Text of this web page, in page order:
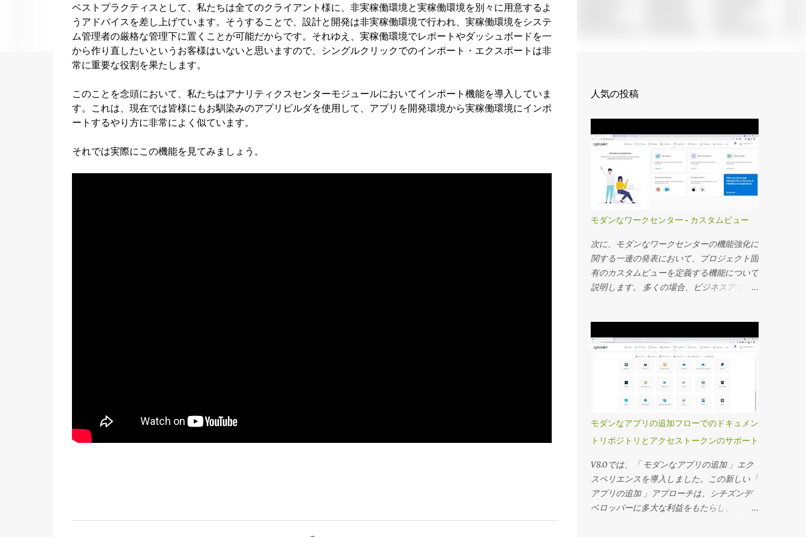
ベストプラクティスとして、私たちは全てのクライアント様に、非実稼働環境と実稼働環境を別々に用意するよ
うアドバイスを差し上げています。そうすることで、設計と開発は非実稼働環境で行われ、実稼働環境をシステ
ム管理者の厳格な管理下に置くことが可能だからです。それゆえ、実稼働環境でレポートやダッシュボードを一
から作り直したいというお客様はいないと思いますので、シングルクリックでのインポート・エクスポートは非
常に重要な役割を果たします。
このことを念頭において、私たちはアナリティクスセンターモジュールにおいてインポート機能を導入していま
す。これは、現在では皆様にもお馴染みのアプリビルダを使用して、アプリを開発環境から実稼働環境にインポ
ートするやり方に非常によく似ています。
それでは実際にこの機能を見てみましょう。
人気の投稿
モダンなワークセンター - カスタムビュー
次に、モダンなワークセンターの機能強化に
関する一連の発表において、プロジェクト固
有のカスタムビューを定義する機能について
説明します。 多くの場合、ビジネスアプリ
プリデータを使用するプロジェクト固有のビ
ューを定義し、詳細な監視を行うことを望ん
ては、お客様から非常に好評を博している別
のビデオで取り上げました。 このビデオで
は、カスタムプロジェクト固有のビューを定
義する方法を見ていきます。 主要な機能の
一部を次に記載します 事前定義されたアプ
リフィルターを使用してカスタムビューを設
定し、エンドユーザーが必要に応じてフィル
ターを変更したり、フィルターをロックダウ
ンしたりする機能を提供できます。 これら
モダンなアプリの追加フローでのドキュメン
トリポジトリとアクセストークンのサポート
V8.0では、「 モダンなアプリの追加 」エク
スペリエンスを導入しました。この新しい「
アプリの追加 」アプローチは、シチズンデ
ベロッパーに多大な利益をもたらし、